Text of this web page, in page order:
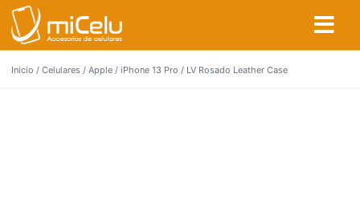
Inicio / Celulares / Apple / iPhone 13 Pro / LV Rosado Leather Case